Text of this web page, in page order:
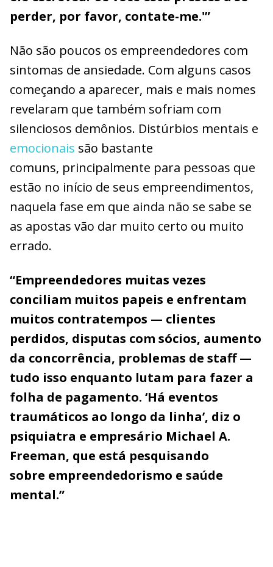
perder, por favor, contate-me.'”
Não são poucos os empreendedores com
sintomas de ansiedade. Com alguns casos
começando a aparecer, mais e mais nomes
revelaram que também sofriam com
silenciosos demônios. Distúrbios mentais e
emocionais são bastante
comuns, principalmente para pessoas que
estão no início de seus empreendimentos,
naquela fase em que ainda não se sabe se
as apostas vão dar muito certo ou muito
errado.
“Empreendedores muitas vezes
conciliam muitos papeis e enfrentam
muitos contratempos — clientes
perdidos, disputas com sócios, aumento
da concorrência, problemas de staff —
tudo isso enquanto lutam para fazer a
folha de pagamento. ‘Há eventos
traumáticos ao longo da linha’, diz o
psiquiatra e empresário Michael A.
Freeman, que está pesquisando
sobre empreendedorismo e saúde
mental.”